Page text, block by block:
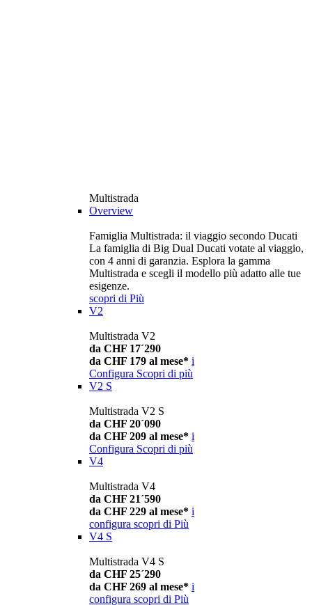
Multistrada
Overview
Famiglia Multistrada: il viaggio secondo Ducati
La famiglia di Big Dual Ducati votate al viaggio,
con 4 anni di garanzia. Esplora la gamma
Multistrada e scegli il modello più adatto alle tue
esigenze.
scopri di Più
V2
Multistrada V2
da CHF 17´290
da CHF 179 al mese* i
Configura Scopri di più
V2 S
Multistrada V2 S
da CHF 20´090
da CHF 209 al mese* i
Configura Scopri di più
V4
Multistrada V4
da CHF 21´590
da CHF 229 al mese* i
configura scopri di Più
V4 S
Multistrada V4 S
da CHF 25´290
da CHF 269 al mese* i
configura scopri di Più